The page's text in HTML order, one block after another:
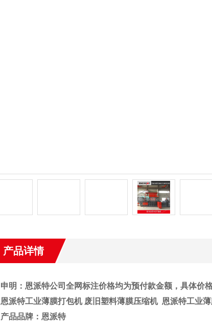
产品详情
申明：恩派特公司全网标注价格均为预付款金额，具体价
恩派特工业薄膜打包机 废旧塑料薄膜压缩机 恩派特工业
产品品牌： 恩派特